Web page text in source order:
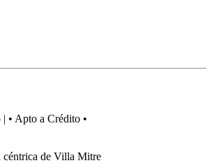
• Apto a Crédito •
céntrica de Villa Mitre